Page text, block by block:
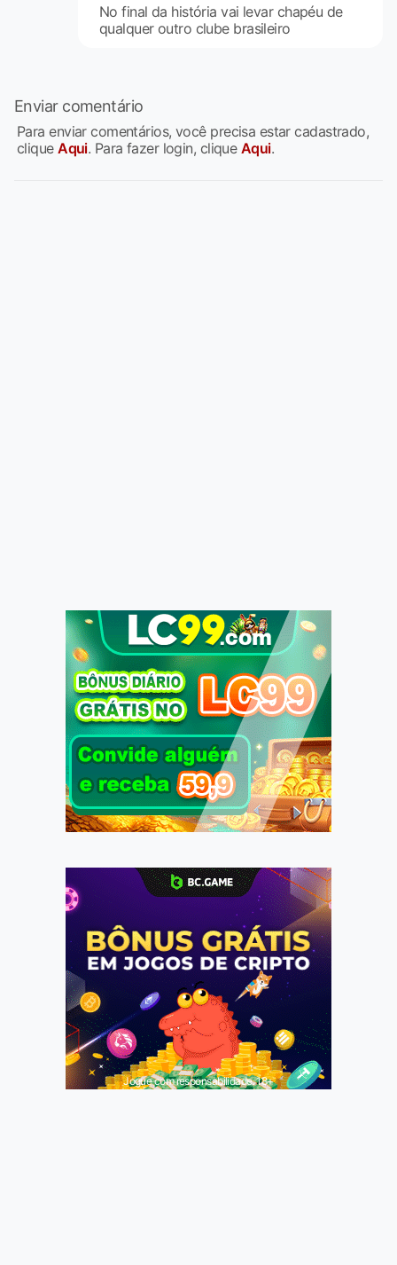
No final da história vai levar chapéu de
qualquer outro clube brasileiro
Enviar comentário
Para enviar comentários, você precisa estar cadastrado,
cliqueAqui. Para fazer login, clique Aqui.
Jogue com responsabilidade. 18+